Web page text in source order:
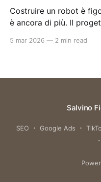
Costruire un robot è
è ancora di più. Il
scuole superiori, per
5 mar 2026 — 2 min read
Salvino
SEO Google Ads